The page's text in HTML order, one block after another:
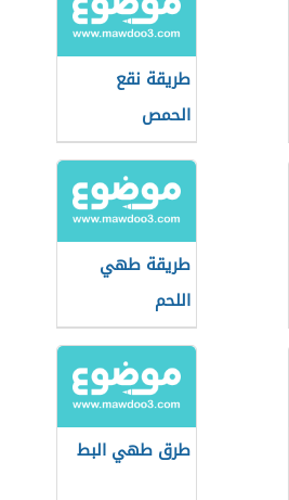
طريقة نقع
الحمص
طريقة طهي
اللحم
طرق طهي البط